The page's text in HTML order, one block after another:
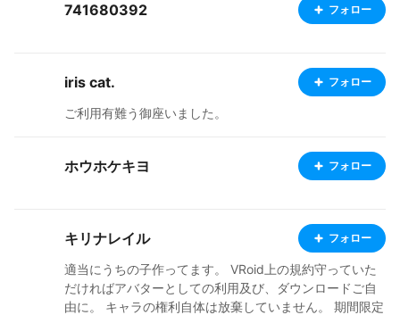
741680392 フォロー
iris cat. フォロー
ご利用有難う御座いました。
ホウホケキヨ フォロー
キリナレイル フォロー
適当にうちの子作ってます。 VRoid上の規約守っていた
だければアバターとしての利用及び、ダウンロードご自
由に。 キャラの権利自体は放棄していません。 期間限定